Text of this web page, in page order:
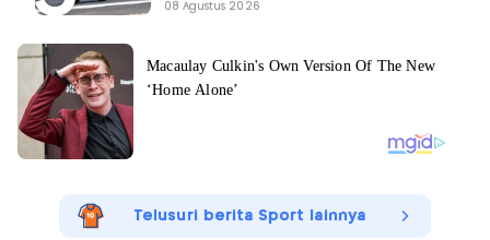
08 Agustus 2026
Telusuri berita Sport lainnya